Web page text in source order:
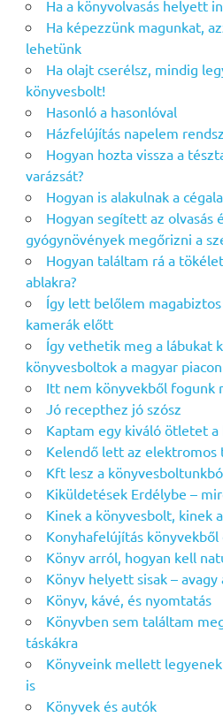
Ha a könyvolvasás helyett
Ha képezzünk magunkat,
lehetünk
Ha olajt cserélsz, mindig
könyvesbolt!
Hasonló a hasonlóval
Házfelújítás napelem
Hogyan hozta vissza a
varázsát?
Hogyan is alakulnak a
Hogyan segített az olvasás
gyógynövények megőrizni a
Hogyan találtam rá a
ablakra?
Így lett belőlem
kamerák előtt
Így vethetik meg a lábukat
könyvesboltok a magyar piacon
Itt nem könyvekből fogunk
Jó recepthez jó szósz
Kaptam egy kiváló ötletet a
Kelendő lett az elektromos
Kft lesz a
Kiküldetések Erdélybe –
Kinek a könyvesbolt, kinek
Konyhafelújítás
Könyv arról, hogyan kell
Könyv helyett sisak –
Könyv, kávé, és nyomtatás
Könyvben sem találtam
táskákra
Könyveink mellett
is
Könyvek és autók